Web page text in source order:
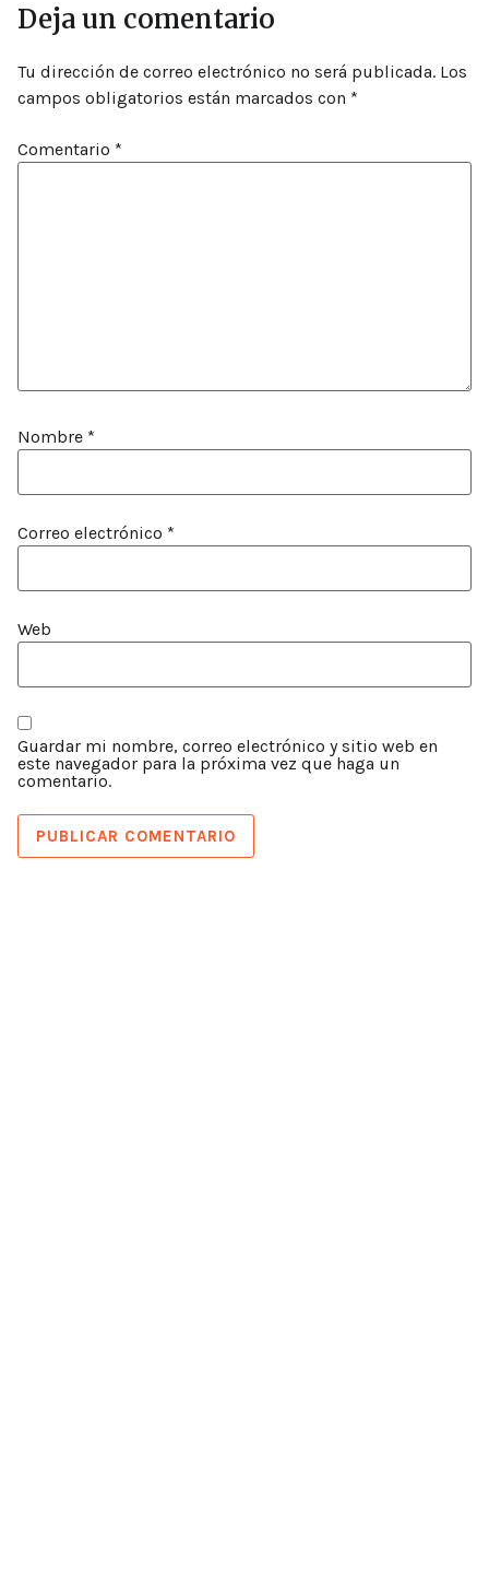
Deja un comentario
Tu dirección de correo electrónico no será publicada. Los
campos obligatorios están marcados con *
Comentario *
Nombre *
Correo electrónico *
Web
Guardar mi nombre, correo electrónico y sitio web en
este navegador para la próxima vez que haga un
comentario.